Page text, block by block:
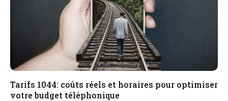
Tarifs 1044: coûts réels et horaires pour optimiser
votre budget téléphonique